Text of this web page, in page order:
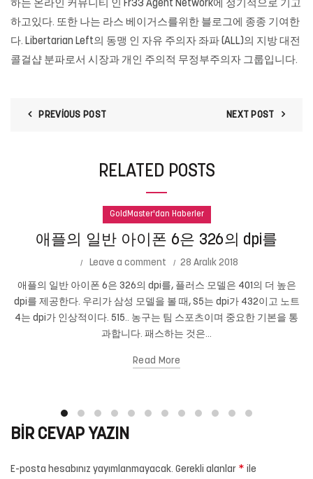
하는 온라인 커뮤니티 인 Fr33 Agent Network에 정기적으로 기고
하고있다. 또한 나는 라스 베이거스를위한 블로그에 종종 기여한
다. Libertarian Left의 동맹 인 자유 주의자 좌파 (ALL)의 지방 대전
콜걸샵 분파로서 시장과 개인 주의적 무정부주의자 그룹입니다.
PREVIOUS POST NEXT POST
RELATED POSTS
GoldMaster'dan Haberler
애플의 일반 아이폰 6은 326의 dpi를
Leave a comment 28 Aralık 2018
애플의 일반 아이폰 6은 326의 dpi를, 플러스 모델은 401의 더 높은
dpi를 제공한다. 우리가 삼성 모델을 볼 때, S5는 dpi가 432이고 노트
4는 dpi가 인상적이다. 515.. 농구는 팀 스포츠이며 중요한 기본을 통
과합니다. 패스하는 것은...
Read More
BIR CEVAP YAZIN
E-posta hesabınız yayımlanmayacak. Gerekli alanlar * ile